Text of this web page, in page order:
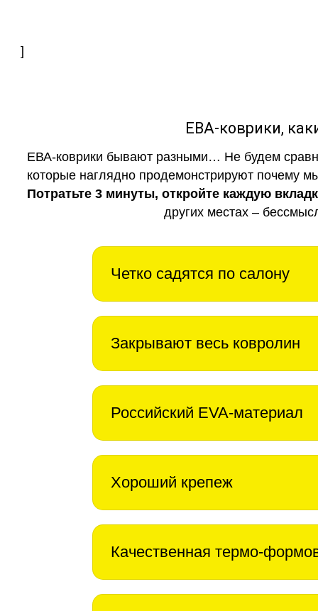
]
ЕВА-коврики,
ЕВА-коврики бывают разными… Не будем
которые наглядно продемонстрируют почему
Потратьте 3 минуты, откройте каждую
других местах –
Четко садятся по салону
Закрывают весь ковролин
Российский EVA-материал
Хороший крепеж
Качественная термо-